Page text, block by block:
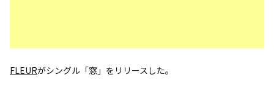
FLEURがシングル「窓」をリリースした。